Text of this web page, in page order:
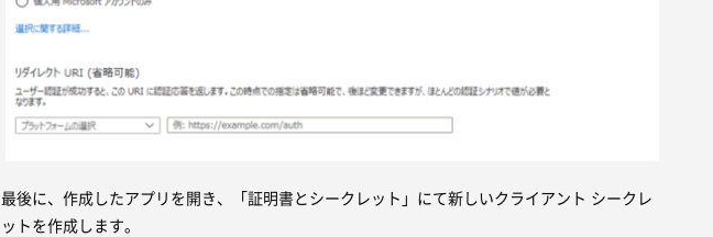
最後に、作成したアプリを開き、「証明書とシークレット」にて新しいクライアント シークレ
ットを作成します。